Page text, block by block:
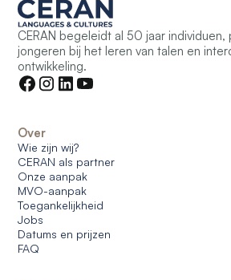
CERAN begeleidt al 50 jaar individuen,
jongeren bij het leren van talen en
ontwikkeling.
Over
Wie zijn wij?
CERAN als partner
Onze aanpak
MVO-aanpak
Toegankelijkheid
Jobs
Datums en prijzen
FAQ